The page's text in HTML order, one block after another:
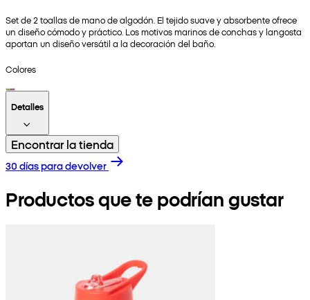
Set de 2 toallas de mano de algodón. El tejido suave y absorbente ofrece
un diseño cómodo y práctico. Los motivos marinos de conchas y langosta
aportan un diseño versátil a la decoración del baño.
Colores
Detalles
Encontrar la tienda
30 días para devolver
Productos que te podrían gustar